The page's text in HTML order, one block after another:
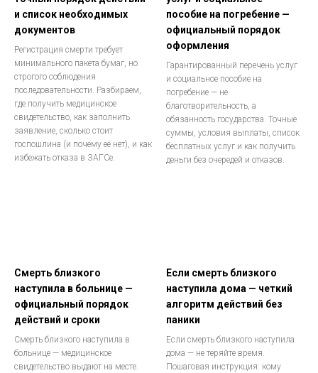
и список необходимых
документов
Регистрация смерти требует
минимального пакета бумаг, но
строгого соблюдения
последовательности. Разбираем,
где получить медицинское
свидетельство, как заполнить
заявление, сколько стоит
госпошлина (и почему её нет), и как
избежать отказа в ЗАГСе.
пособие на погребение —
официальный порядок
оформления
Гарантированный перечень услуг
и социальное пособие на
погребение — не
благотворительность, а
обязанность государства. Точные
суммы, условия выплаты, список
бесплатных услуг и как получить
деньги без очередей и отказов.
Смерть близкого
наступила в больнице —
официальный порядок
действий и сроки
Смерть близкого наступила в
больнице — медицинское
свидетельство выдают на месте.
Если смерть близкого
наступила дома — четкий
алгоритм действий без
паники
Если смерть близкого наступила
дома — не теряйте время.
Пошаговая инструкция: кому